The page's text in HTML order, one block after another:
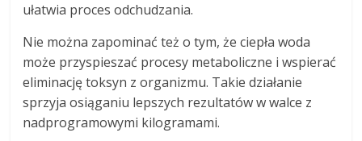
ułatwia proces odchudzania.
Nie można zapominać też o tym, że ciepła woda
może przyspieszać procesy metaboliczne i wspierać
eliminację toksyn z organizmu. Takie działanie
sprzyja osiąganiu lepszych rezultatów w walce z
nadprogramowymi kilogramami.